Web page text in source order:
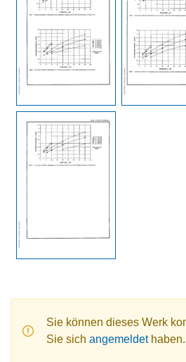
Sie können dieses Werk
Sie sich angemeldethaben.